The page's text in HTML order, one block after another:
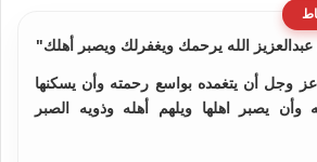
عبدالعزيز الله يرحمك ويغفرلك ويصبر أهلك"
عز وجل أن يتغمده بواسع رحمته وأن يسكنها
وأن يصبر اهلها ويلهم أهله وذويه الصبر